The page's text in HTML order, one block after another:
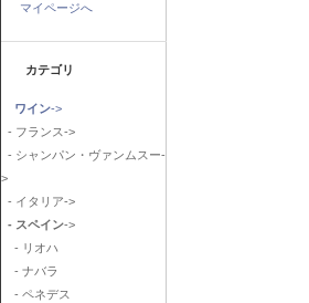
マイページへ
カテゴリ
ワイン->
- フランス->
- シャンパン・ヴァンムスー-
>
- イタリア->
- スペイン->
- リオハ
- ナバラ
- ペネデス